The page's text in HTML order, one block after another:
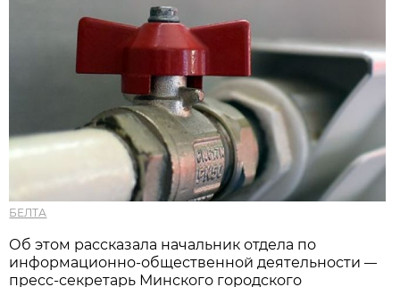
БЕЛТА
Об этом рассказала начальник отдела по
информационно-общественной деятельности—
пресс-секретарь Минского городского